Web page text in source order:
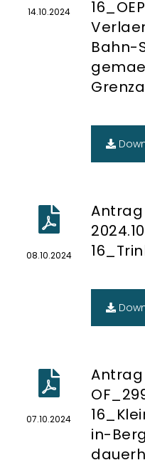
14.10.2024
Bahn-
08.10.2024
Antrag
07.10.2024
Antrag
in-